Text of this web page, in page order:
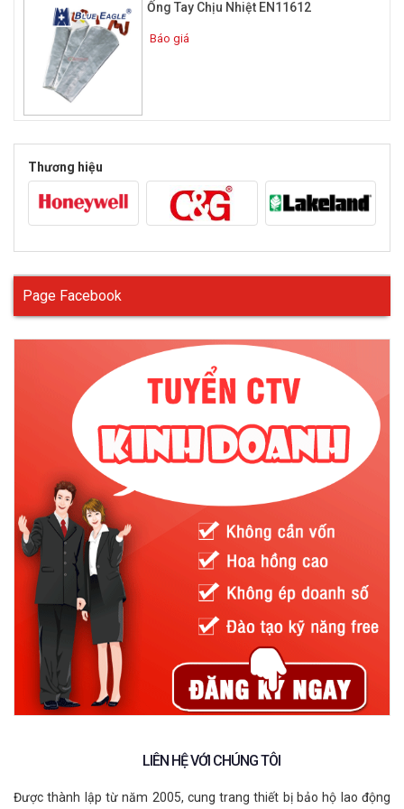
hơn và chống cắt chống mài mòn, dễ thao tác trong quá trình
làm việc.
Găng tay chịu nhiệt độ cao thường được ứng dụng trong các
ngành như luyện kim, hàn xì, làm sắt, làm kính….
2.2. Găng tay phòng tay lạnh
Găng tay chống nhiệt độ thấp hay còn gọi là găng tay phòng
lạnh, được sử dụng trong môi trường thường xuyên tiếp xúc với
khí lạnh. Việc làm việc trong các môi trường lạnh dễ gây ra
những vấn đề sức khỏe nghiêm trọng như tê cóng tay, hạ thân
nhiệt hoặc suy hô hấp. Nên găng tay phòng lạnh ra đời giúp các
thao tác công việc trở nên trơn tru và đảm bảo an toàn sức
khỏe cho người lao động hơn.
Găng tay phòng lạnh được dệt từ các loại sợi có khả năng giữ
ấm cao trong môi trường dưới 0 độ như sợi Acrylic. Không chỉ
có găng tay chịu nhiệt độ cao, găng tay phòng lạnh cũng được
giúp tăng độ bám và chống dầu tốt hơn.
ngành công nghiệp hóa chất, thực phẩm, khí lạnh...
Ống Tay Chịu Nhiệt EN11612
Báo giá
Thương hiệu
Page Facebook
LIÊN HỆ VỚI CHÚNG TÔI
Được thành lập từ năm 2005, cung trang thiết bị bảo hộ lao động